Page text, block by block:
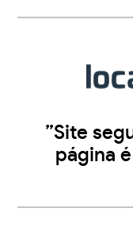
”Site
página